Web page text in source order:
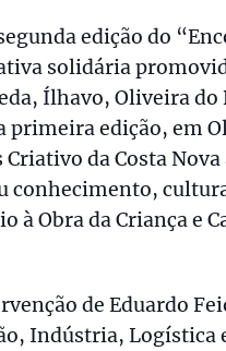
edição do
solidária
Ílhavo, Oliveira do
primeira edição, em
da Costa Nova
conhecimento,
à Obra da Criança e
de Eduardo
Indústria, Logística